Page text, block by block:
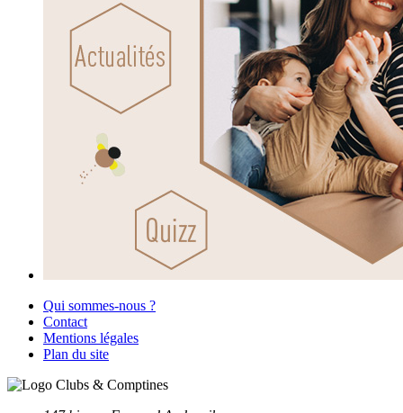
Qui sommes-nous ?
Contact
Mentions légales
Plan du site